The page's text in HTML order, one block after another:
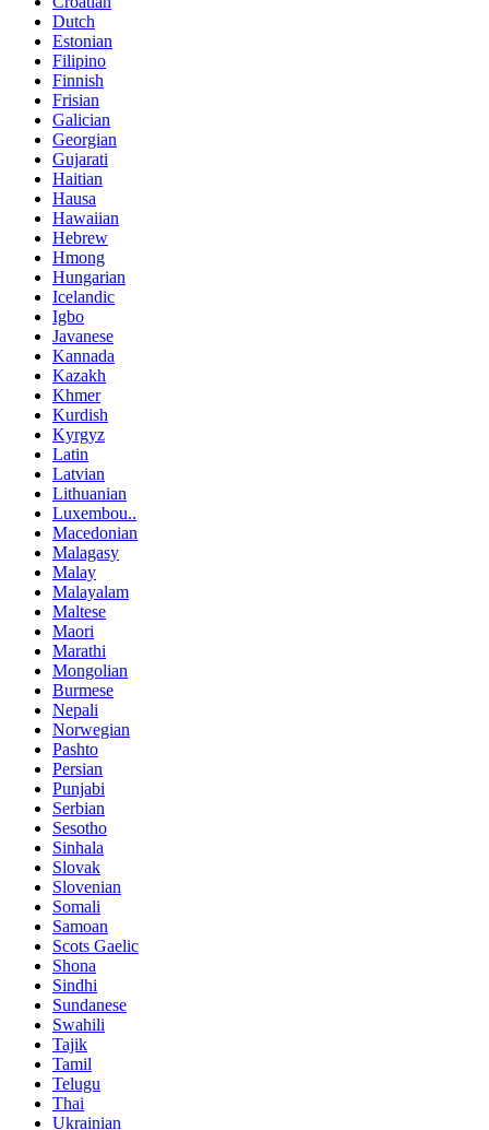
Dutch
Estonian
Filipino
Finnish
Frisian
Galician
Georgian
Gujarati
Haitian
Hausa
Hawaiian
Hebrew
Hmong
Hungarian
Icelandic
Igbo
Javanese
Kannada
Kazakh
Khmer
Kurdish
Kyrgyz
Latin
Latvian
Lithuanian
Luxembou..
Macedonian
Malagasy
Malay
Malayalam
Maltese
Maori
Marathi
Mongolian
Burmese
Nepali
Norwegian
Pashto
Persian
Punjabi
Serbian
Sesotho
Sinhala
Slovak
Slovenian
Somali
Samoan
Scots Gaelic
Shona
Sindhi
Sundanese
Swahili
Tajik
Tamil
Telugu
Thai
Ukrainian